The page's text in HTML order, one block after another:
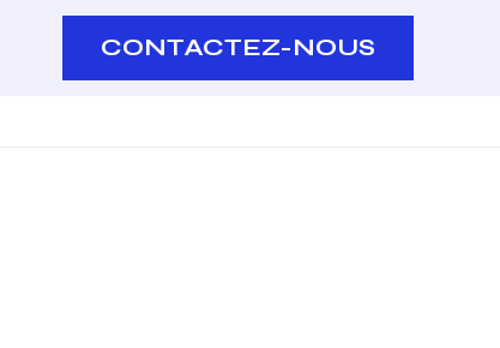
CONTACTEZ-NOUS